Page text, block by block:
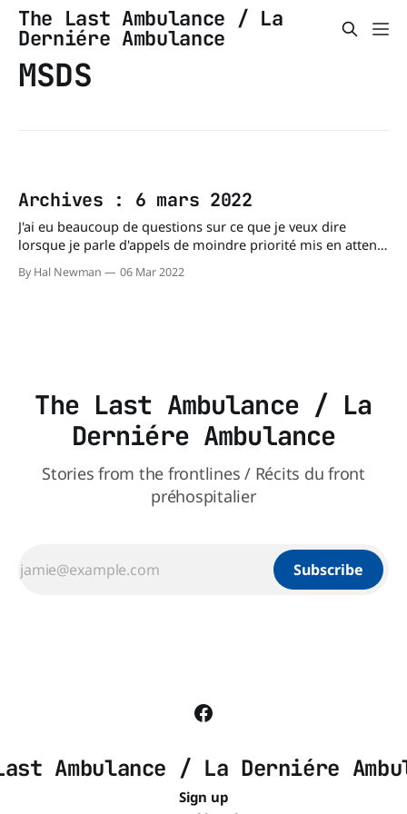
The Last Ambulance / La
Derniére Ambulance
MSDS
Archives : 6 mars 2022
J'ai eu beaucoup de questions sur ce que je veux dire
lorsque je parle d'appels de moindre priorité mis en attente
lorsqu'il y a pénurie d'ambulances. J'ai donc préparé ces
guides en me basant sur les protocoles opérationnels du
By Hal Newman 06 Mar 2022
The Last Ambulance / La
Derniére Ambulance
Stories from the frontlines / Récits du front
préhospitalier
Subscribe
Ambulance / La Derniére
Sign up